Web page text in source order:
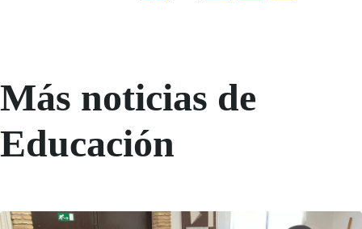
Más noticias de
Educación